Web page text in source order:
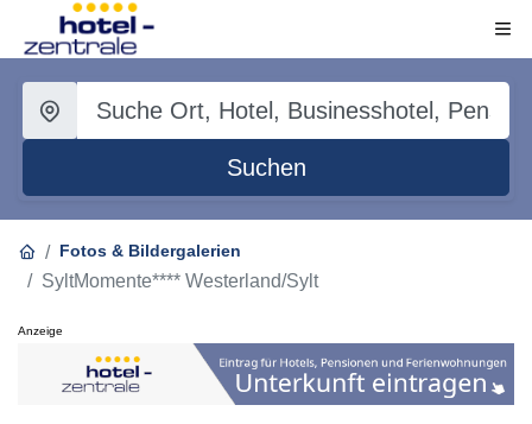
Suchen
Fotos & Bildergalerien
SyltMomente**** Westerland/Sylt
Anzeige